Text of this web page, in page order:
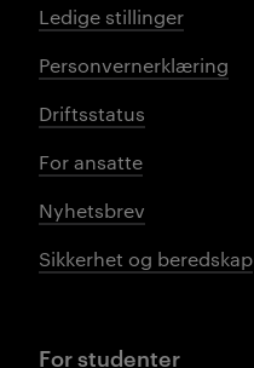
Ledige stillinger
Personvernerklæring
Driftsstatus
For ansatte
Nyhetsbrev
Sikkerhet og beredskap
For studenter